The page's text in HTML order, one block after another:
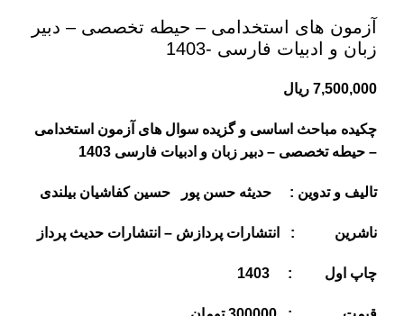
آزمون های استخدامی – حیطه تخصصی – دبیر
زبان و ادبیات فارسی -1403
7,500,000 ریال
چکیده مباحث اساسی و گزیده سوال های آزمون استخدامی
– حیطه تخصصی – دبیر زبان و ادبیات فارسی 1403
تالیف و تدوین : حدیثه حسن پور حسین کفاشیان بیلندی
ناشرین : انتشارات پردازش – انتشارات حدیث پرداز
چاپ اول : 1403